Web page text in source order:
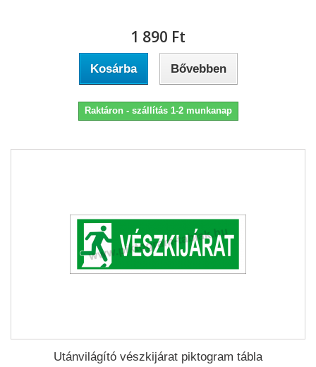
1 890 Ft‎
Kosárba Bővebben
Raktáron - szállítás 1-2 munkanap
Utánvilágító vészkijárat piktogram tábla